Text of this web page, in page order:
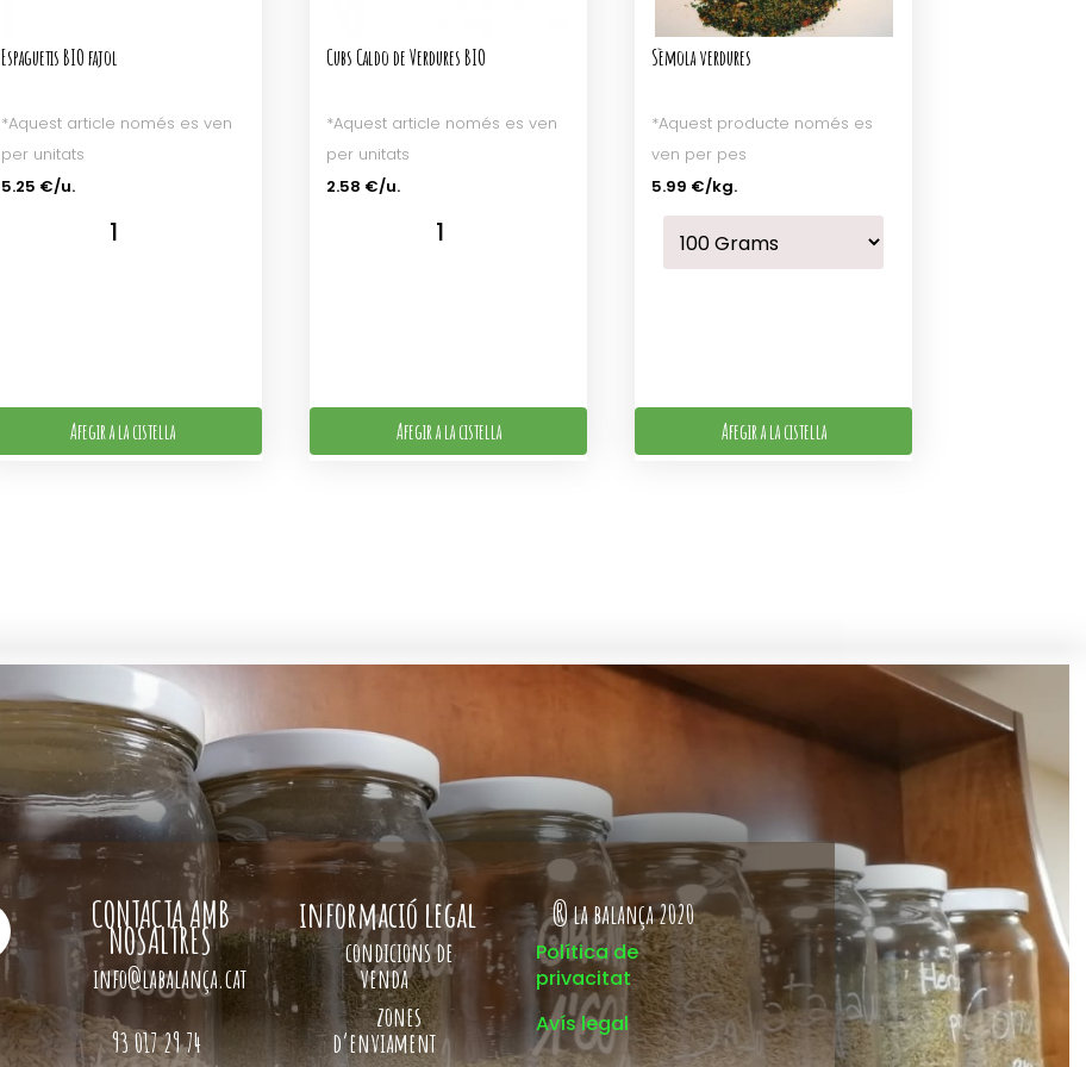
Espaguetis BIO fajol
*Aquest article només es ven
per unitats
5.25 €/u.
Afegir a la cistella
Cubs Caldo de Verdures BIO
*Aquest article només es ven
per unitats
2.58 €/u.
Afegir a la cistella
Sèmola verdures
*Aquest producte només es
ven per pes
5.99 €/kg.
Afegir a la cistella
CONTACTA AMB
NOSALTRES
info@labalança.cat
93 017 29 74
informació legal
condicions de
venda
zones
d’enviament
® la balança 2020
Política de
privacitat
Avís legal